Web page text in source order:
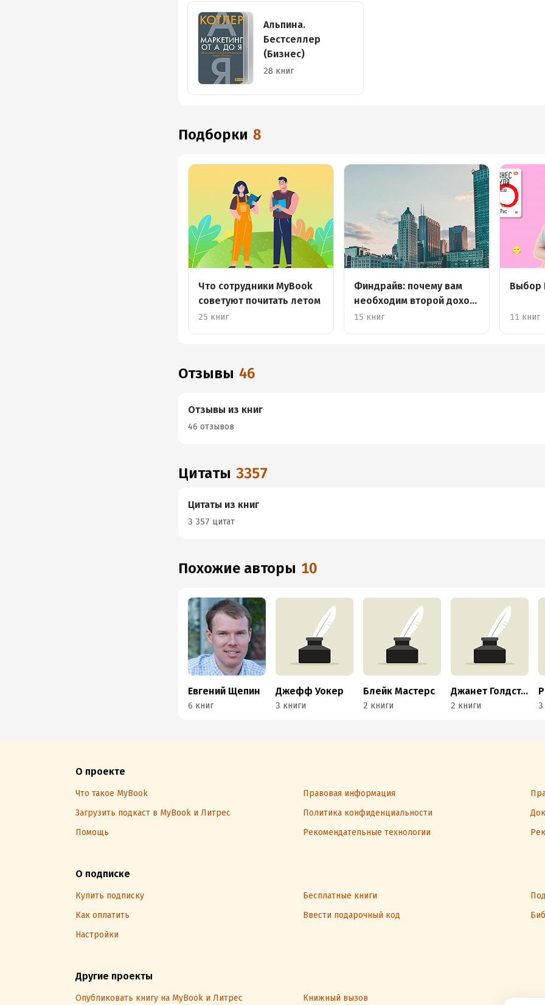
Альпина.
Бестселлер
(Бизнес)
28 книг
Подборки 8
Что сотрудники MyBook
советуют почитать летом
25 книг
Финдрайв: почему вам
необходим второй доход
и как его получить
15 книг
Выбор
11 книг
Отзывы 46
Отзывы из книг
46 отзывов
Цитаты 3357
Цитаты из книг
3 357 цитат
Похожие авторы 10
Евгений Щепин
6 книг
Джефф Уокер
3 книги
Блейк Мастерс
2 книги
Джанет Голдстайн
2 книги 3
О проекте
Что такое MyBook Правовая информация
Загрузить подкаст в MyBook и Литрес
Политика конфиденциальности
Помощь
Рекомендательные технологии
О подписке
Купить подписку Бесплатные книги
Как оплатить
Ввести подарочный код
Настройки
Другие проекты
Опубликовать книгу на MyBook и Литрес Книжный вызов